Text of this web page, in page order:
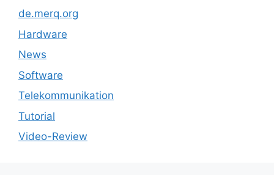
de.merq.org
Hardware
News
Software
Telekommunikation
Tutorial
Video-Review